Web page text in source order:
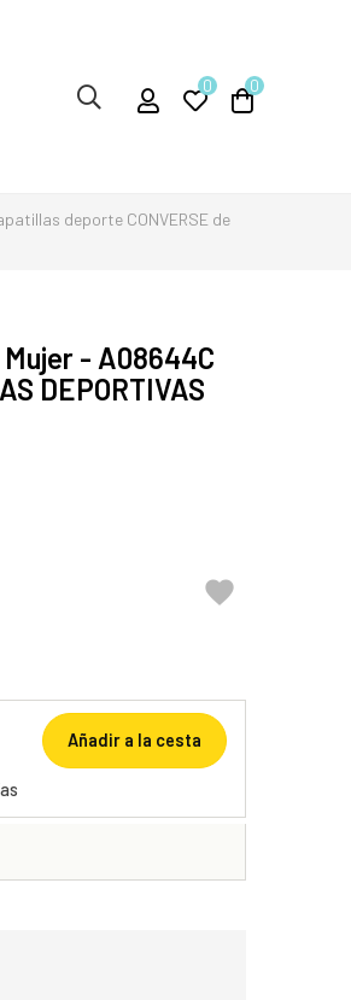
0 0
deporte CONVERSE de
- A08644C
DEPORTIVAS

Añadir a la cesta